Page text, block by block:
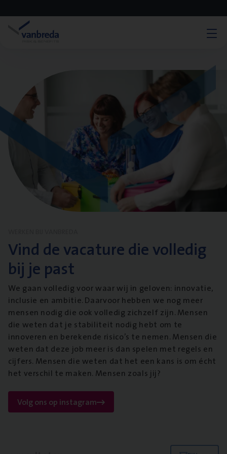
Vind de vacature die volledig
bij je past
We gaan volledig voor waar wij in geloven: innovatie,
inclusie en ambitie. Daarvoor hebben we nog meer
mensen nodig die ook volledig zichzelf zijn. Mensen
die weten dat je stabiliteit nodig hebt om te
innoveren en berekende risico’s te nemen. Mensen die
weten dat deze job meer is dan spelen met regels en
cijfers. Mensen die weten dat het een kans is om écht
het verschil te maken. Mensen zoals jij?
Volg ons op instagram